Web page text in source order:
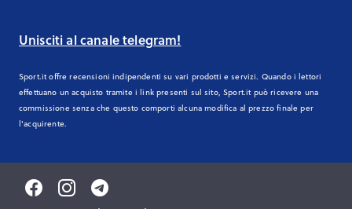
Unisciti al canale telegram!
Sport.it offre recensioni indipendenti su vari prodotti e servizi. Quando i lettori
effettuano un acquisto tramite i link presenti sul sito, Sport.it può ricevere una
commissione senza che questo comporti alcuna modifica al prezzo finale per
l'acquirente.